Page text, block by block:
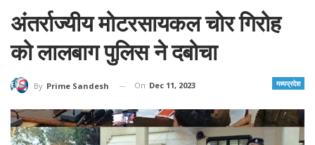
अंतर्राज्यीय मोटरसायकल चोर गिरोह
को लालबाग पुलिस ने दबोचा
मध्यप्रदेश
By Prime Sandesh On Dec 11, 2023